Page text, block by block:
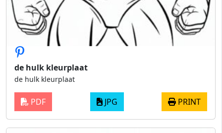
de hulk kleurplaat
de hulk kleurplaat
PDF JPG PRINT